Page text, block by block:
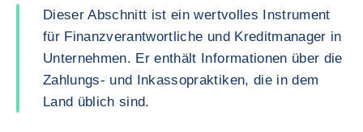
Dieser Abschnitt ist ein wertvolles Instrument
für Finanzverantwortliche und Kreditmanager in
Unternehmen. Er enthält Informationen über die
Zahlungs- und Inkassopraktiken, die in dem
Land üblich sind.